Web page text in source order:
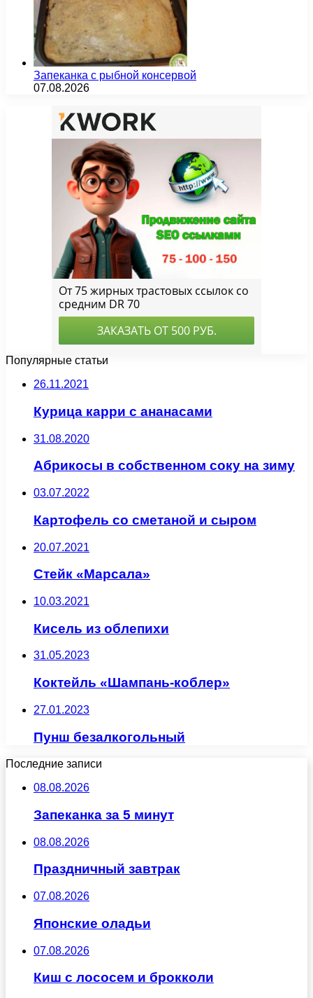
Запеканка с рыбной консервой
07.08.2026
Популярные статьи
26.11.2021
Курица карри с ананасами
31.08.2020
Абрикосы в собственном соку на зиму
03.07.2022
Картофель со сметаной и сыром
20.07.2021
Стейк «Марсала»
10.03.2021
Кисель из облепихи
31.05.2023
Коктейль «Шампань-коблер»
27.01.2023
Пунш безалкогольный
Последние записи
08.08.2026
Запеканка за 5 минут
08.08.2026
Праздничный завтрак
07.08.2026
Японские оладьи
07.08.2026
Киш с лососем и брокколи